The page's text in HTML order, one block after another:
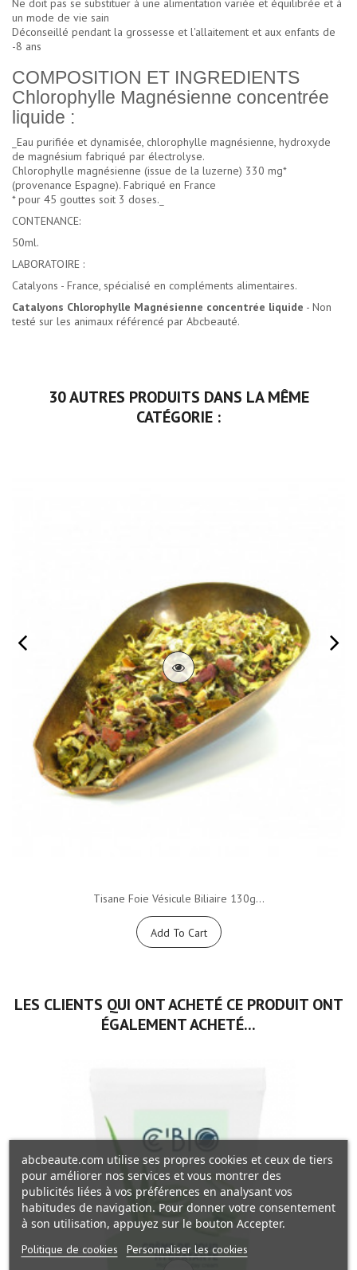
Ne doit pas se substituer à une alimentation variée et équilibrée et à
un mode de vie sain
Déconseillé pendant la grossesse et l'allaitement et aux enfants de
-8 ans
COMPOSITION ET INGREDIENTS
Chlorophylle Magnésienne concentrée
liquide :
_Eau purifiée et dynamisée, chlorophylle magnésienne, hydroxyde
de magnésium fabriqué par électrolyse.
Chlorophylle magnésienne (issue de la luzerne) 330 mg*
(provenance Espagne). Fabriqué en France
* pour 45 gouttes soit 3 doses._
CONTENANCE:
50ml.
LABORATOIRE :
Catalyons - France, spécialisé en compléments alimentaires.
Catalyons Chlorophylle Magnésienne concentrée liquide - Non
testé sur les animaux référencé par Abcbeauté.
30 AUTRES PRODUITS DANS LA MÊME
CATÉGORIE :
Tisane Foie Vésicule Biliaire 130g...
Add To Cart
LES CLIENTS QUI ONT ACHETÉ CE PRODUIT ONT
ÉGALEMENT ACHETÉ...
abcbeaute.com utilise ses propres cookies et ceux de tiers
pour améliorer nos services et vous montrer des
publicités liées à vos préférences en analysant vos
habitudes de navigation. Pour donner votre consentement
à son utilisation, appuyez sur le bouton Accepter.
Politique de cookies Personnaliser les cookies